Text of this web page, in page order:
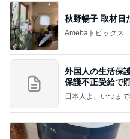
秋野暢子 取材日
Amebaトピックス
外国人の生活保
保護不正受給で
ンを
日本人よ、いつま